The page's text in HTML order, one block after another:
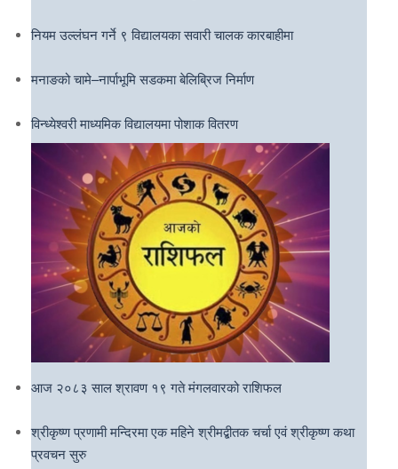
नियम उल्लंघन गर्ने ९ विद्यालयका सवारी चालक कारबाहीमा
मनाङको चामे–नार्पाभूमि सडकमा बेलिब्रिज निर्माण
विन्ध्येश्वरी माध्यमिक विद्यालयमा पोशाक वितरण
आज २०८३ साल श्रावण १९ गते मंगलवारको राशिफल
श्रीकृष्ण प्रणामी मन्दिरमा एक महिने श्रीमद्बीतक चर्चा एवं श्रीकृष्ण कथा
प्रवचन सुरु